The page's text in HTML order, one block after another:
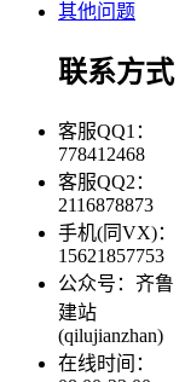
其他问题
联系方式
客服QQ1：
778412468
客服QQ2：
2116878873
手机(同VX)：
15621857753
公众号：齐鲁
建站
(qilujianzhan)
在线时间：